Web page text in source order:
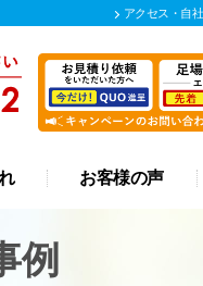
アクセス・自
お客様の声
例